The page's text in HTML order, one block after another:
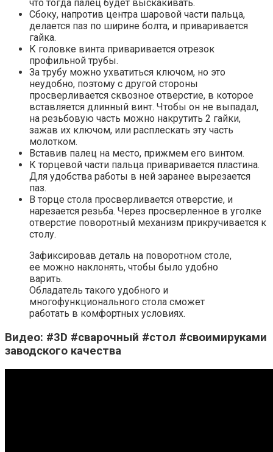
что тогда палец будет выскакивать.
Сбоку, напротив центра шаровой части пальца,
делается паз по ширине болта, и приваривается
гайка.
К головке винта приваривается отрезок
профильной трубы.
За трубу можно ухватиться ключом, но это
неудобно, поэтому с другой стороны
просверливается сквозное отверстие, в которое
вставляется длинный винт. Чтобы он не выпадал,
на резьбовую часть можно накрутить 2 гайки,
зажав их ключом, или расплескать эту часть
молотком.
Вставив палец на место, прижмем его винтом.
К торцевой части пальца приваривается пластина.
Для удобства работы в ней заранее вырезается
паз.
В торце стола просверливается отверстие, и
нарезается резьба. Через просверленное в уголке
отверстие поворотный механизм прикручивается к
столу.
Зафиксировав деталь на поворотном столе,
ее можно наклонять, чтобы было удобно
варить.
Обладатель такого удобного и
многофункционального стола сможет
работать в комфортных условиях.
Видео: #3D #сварочный #стол #своимируками
заводского качества